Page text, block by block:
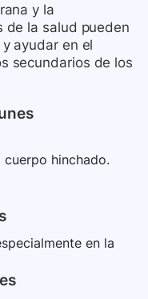
y la
de la salud pueden
ayudar en el
secundarios de los
hinchado.
en la